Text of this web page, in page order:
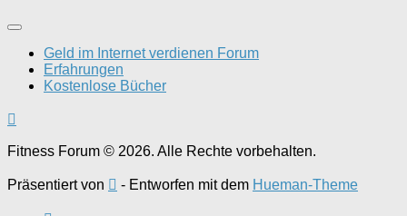
Geld im Internet verdienen Forum
Erfahrungen
Kostenlose Bücher
Fitness Forum © 2026. Alle Rechte vorbehalten.
Präsentiert von - Entworfen mit dem Hueman-Theme